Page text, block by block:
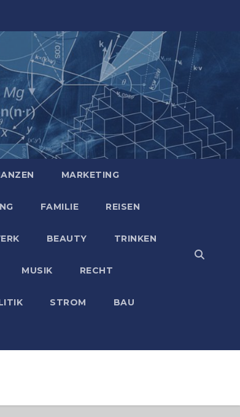
MARKETING
FAMILIE REISEN
BEAUTY TRINKEN
MUSIK RECHT
STROM BAU